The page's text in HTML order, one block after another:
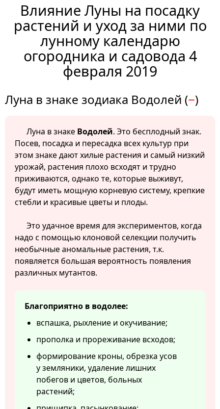
Влияние Луны на посадку
растений и уход за ними по
лунному календарю
огородника и садовода 4
февраля 2019
Луна в знаке зодиака Водолей (−)
Луна в знаке Водолей. Это бесплодный знак.
Посев, посадка и пересадка всех культур при
этом знаке дают хилые растения и самый низкий
урожай, растения плохо всходят и трудно
приживаются, однако те, которые выживут,
будут иметь мощную корневую систему, крепкие
стебли и красивые цветы и плоды.
Это удачное время для экспериментов, когда
надо с помощью клоновой селекции получить
необычные аномальные растения, т.к.
появляется большая вероятность появления
различных мутантов.
Благоприятно в водолее:
вспашка, рыхление и окучивание;
прополка и прореживание всходов;
формирование кроны, обрезка усов
у земляники, удаление лишних
побегов и цветов, больных
растений;